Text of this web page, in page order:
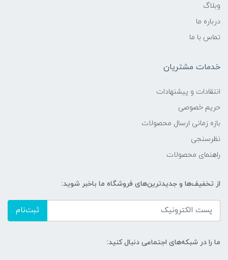
وبلاگ
درباره ما
تماس با ما
خدمات مشتریان
انتقادات و پیشنهادات
حریم خصوصی
بازه زمانی ارسال محصولات
نظرسنجی
راهنمای محصولات
از تخفیف‌ها و جدیدترین‌های فروشگاه ما باخبر شوید:
ثبت‌نام
ما را در شبکه‌های اجتماعی دنبال کنید: